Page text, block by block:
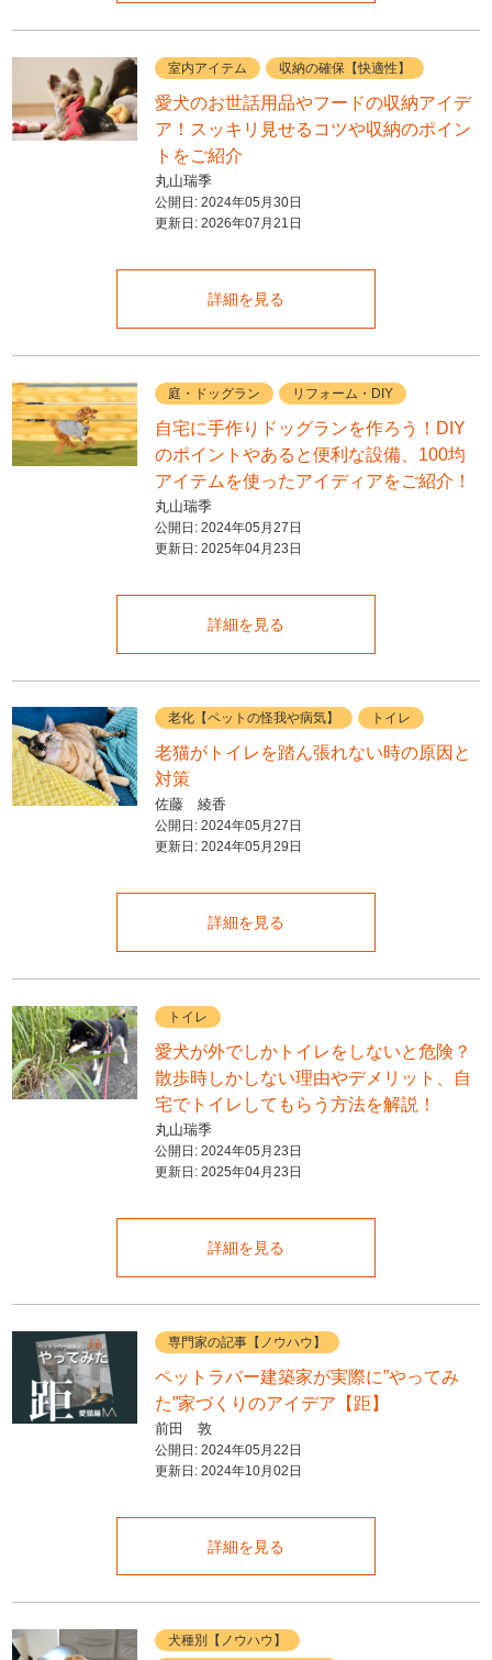
室内アイテム 収納の確保【快適性】
愛犬のお世話用品やフードの収納アイデ
ア！スッキリ見せるコツや収納のポイン
トをご紹介
丸山瑞季
公開日: 2024年05月30日
更新日: 2026年07月21日
詳細を見る
庭・ドッグラン リフォーム・DIY
自宅に手作りドッグランを作ろう！DIY
のポイントやあると便利な設備、100均
アイテムを使ったアイディアをご紹介！
丸山瑞季
公開日: 2024年05月27日
更新日: 2025年04月23日
詳細を見る
老化【ペットの怪我や病気】 トイレ
老猫がトイレを踏ん張れない時の原因と
対策
佐藤 綾香
公開日: 2024年05月27日
更新日: 2024年05月29日
詳細を見る
トイレ
愛犬が外でしかトイレをしないと危険？
散歩時しかしない理由やデメリット、自
宅でトイレしてもらう方法を解説！
丸山瑞季
公開日: 2024年05月23日
更新日: 2025年04月23日
詳細を見る
専門家の記事【ノウハウ】
ペットラバー建築家が実際に”やってみ
た”家づくりのアイデア【距】
前田 敦
公開日: 2024年05月22日
更新日: 2024年10月02日
詳細を見る
犬種別【ノウハウ】